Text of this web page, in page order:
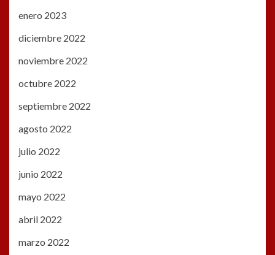
enero 2023
diciembre 2022
noviembre 2022
octubre 2022
septiembre 2022
agosto 2022
julio 2022
junio 2022
mayo 2022
abril 2022
marzo 2022